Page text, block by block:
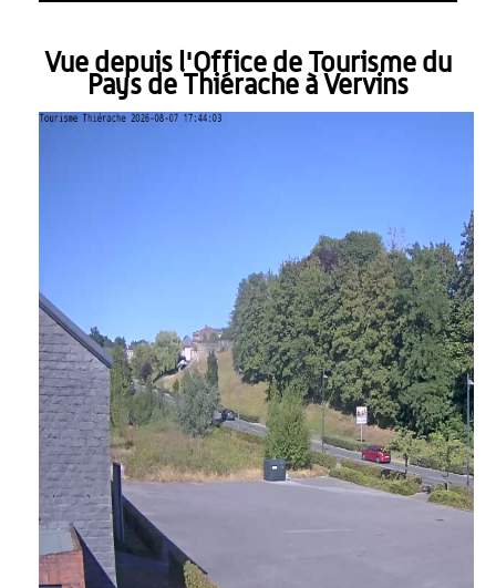
Vue depuis l'Office de Tourisme du
Pays de Thiérache à Vervins